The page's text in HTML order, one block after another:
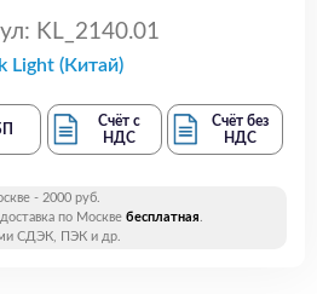
KL_2140.01
Light (Китай)
Счёт с
НДС
Счёт без
НДС
- 2000 руб.
по Москве бесплатная.
СДЭК, ПЭК и др.